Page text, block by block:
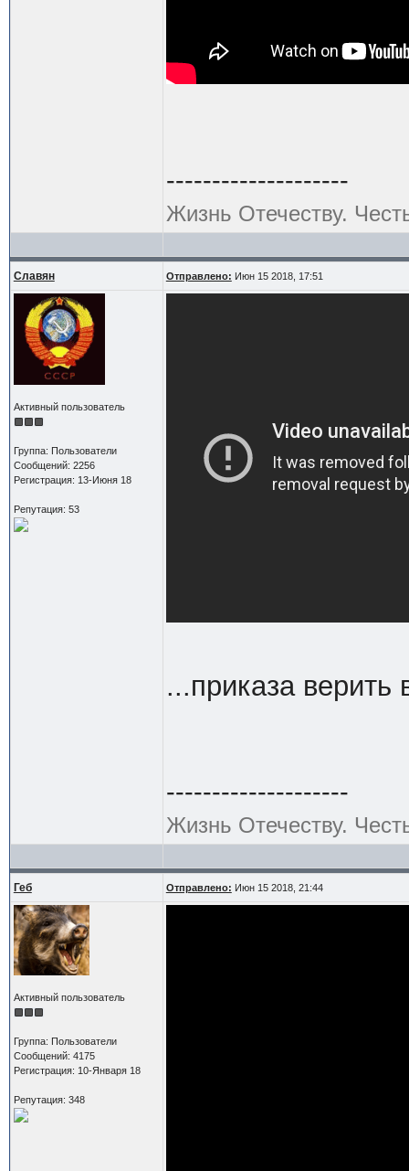
--------------------
Жизнь Отечеству.
Славян Отправлено: Июн 15 2018, 17:51
Активный пользователь
Группа: Пользователи
Сообщений: 2256
Регистрация: 13-Июня 18
Репутация: 53
...приказа верить
--------------------
Жизнь Отечеству.
Геб Отправлено: Июн 15 2018, 21:44
Активный пользователь
Группа: Пользователи
Сообщений: 4175
Регистрация: 10-Января 18
Репутация: 348